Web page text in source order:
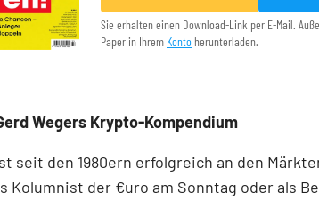
Sie erhalten einen Download-Link per E-Mail.
Paper in Ihrem Konto herunterladen.
Wegers Krypto-Kompendium
seit den 1980ern erfolgreich an den
Kolumnist der €uro am Sonntag oder als